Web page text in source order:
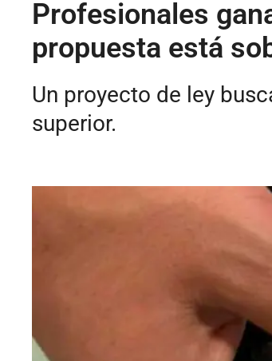
Profesionales
propuesta está
Un proyecto de ley
superior.